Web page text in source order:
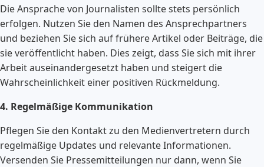
Die Ansprache von Journalisten sollte stets persönlich
erfolgen. Nutzen Sie den Namen des Ansprechpartners
und beziehen Sie sich auf frühere Artikel oder Beiträge, die
sie veröffentlicht haben. Dies zeigt, dass Sie sich mit ihrer
Arbeit auseinandergesetzt haben und steigert die
Wahrscheinlichkeit einer positiven Rückmeldung.
4. Regelmäßige Kommunikation
Pflegen Sie den Kontakt zu den Medienvertretern durch
regelmäßige Updates und relevante Informationen.
Versenden Sie Pressemitteilungen nur dann, wenn Sie